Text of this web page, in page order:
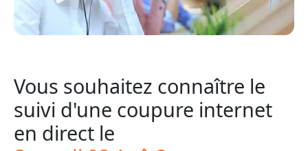
Vous souhaitez connaître le
suivi d'une coupure internet
en direct le